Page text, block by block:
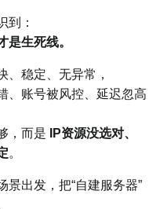
到：
是生死线。
、稳定、无异常，
、账号被风控、延迟忽高
，而是
IP资源没选对、
。
出发，把“自建服务器”